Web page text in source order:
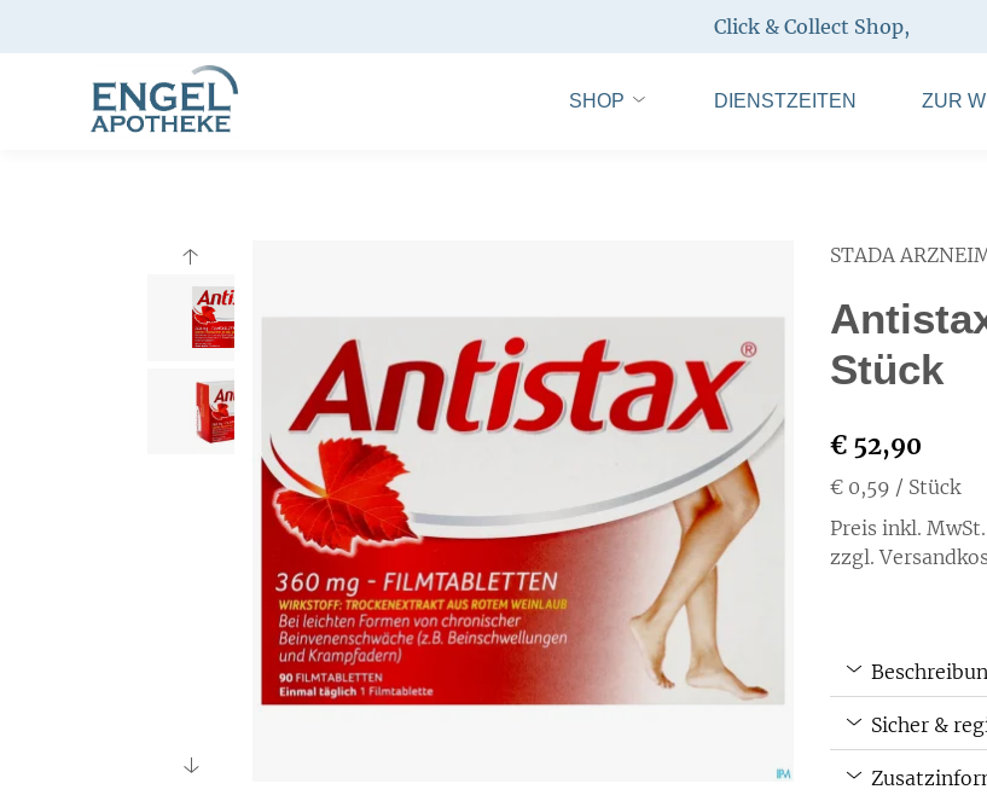
Click & Collect Shop,
SHOP DIENSTZEITEN ZUR
STADA
Stück
€ 52,90
€ 0,59 / Stück
Preis inkl. MwSt.
zzgl.
Sicher &